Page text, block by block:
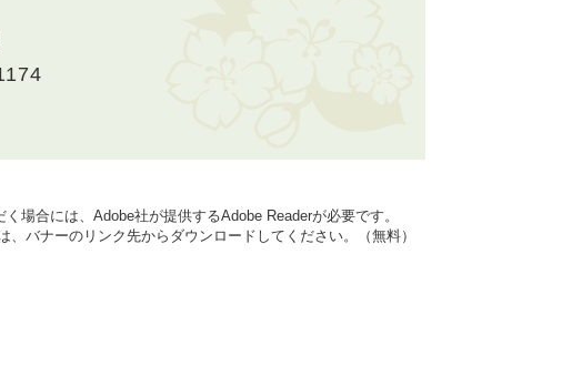
場合には、Adobe社が提供するAdobe Readerが必要です。
、バナーのリンク先からダウンロードしてください。（無料）